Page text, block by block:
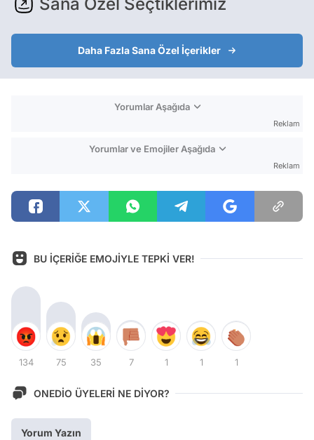
Sana Özel Seçtiklerimiz
Daha Fazla Sana Özel İçerikler
Yorumlar Aşağıda
Reklam
Yorumlar ve Emojiler Aşağıda
Reklam
BU İÇERİĞE EMOJİYLE TEPKİ VER!
134 75 35 7 1 1 1
ONEDİO ÜYELERİ NE DİYOR?
Yorum Yazın